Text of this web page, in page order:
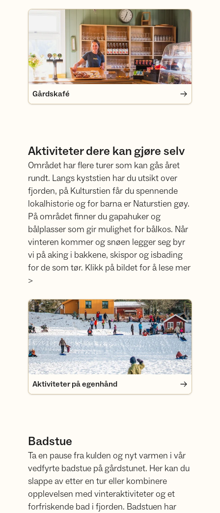
Gårdskafé
Gårdskafé
Aktiviteter dere kan gjøre selv
Området har flere turer som kan gås året
rundt. Langs kyststien har du utsikt over
fjorden, på Kulturstien får du spennende
lokalhistorie og for barna er Naturstien gøy.
På området finner du gapahuker og
bålplasser som gir mulighet for bålkos. Når
vinteren kommer og snøen legger seg byr
vi på aking i bakkene, skispor og isbading
for de som tør. Klikk på bildet for å lese mer
>
Aktiviteter på egenhånd
Aktiviteter på egenhånd
Badstue
Ta en pause fra kulden og nyt varmen i vår
vedfyrte badstue på gårdstunet. Her kan du
slappe av etter en tur eller kombinere
opplevelsen med vinteraktiviteter og et
forfriskende bad i fjorden. Badstuen har